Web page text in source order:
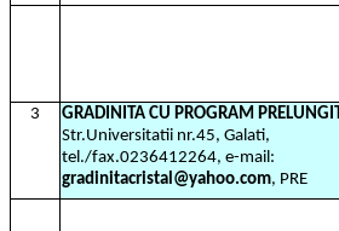
3
GRADINITA CU PROGRAM
Str.Universitatii nr.45, Galati,
tel./fax.0236412264, e-mail:
gradinitacristal@yahoo.com, PRE